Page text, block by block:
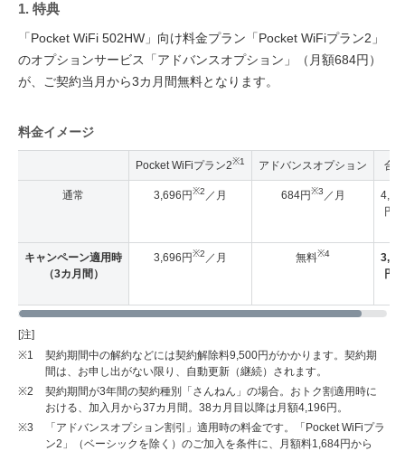
1. 特典
「Pocket WiFi 502HW」向け料金プラン「Pocket WiFiプラン2」
のオプションサービス「アドバンスオプション」（月額684円）
が、ご契約当月から3カ月間無料となります。
料金イメージ
Pocket WiFiプラン2※1 アドバンスオプション 合計
通常 3,696円※2 ／月 684円※3 ／月
円／
キャンペーン適用時
（3カ月間）
3,696円※2 ／月 無料※4
円／
[注]
※1
契約期間中の解約などには契約解除料9,500円がかかります。契約期
間は、お申し出がない限り、自動更新（継続）されます。
※2
契約期間が3年間の契約種別「さんねん」の場合。おトク割適用時に
おける、加入月から37カ月間。38カ月目以降は月額4,196円。
※3
「アドバンスオプション割引」適用時の料金です。「Pocket WiFiプラ
ン2」（ベーシックを除く）のご加入を条件に、月額料1,684円から